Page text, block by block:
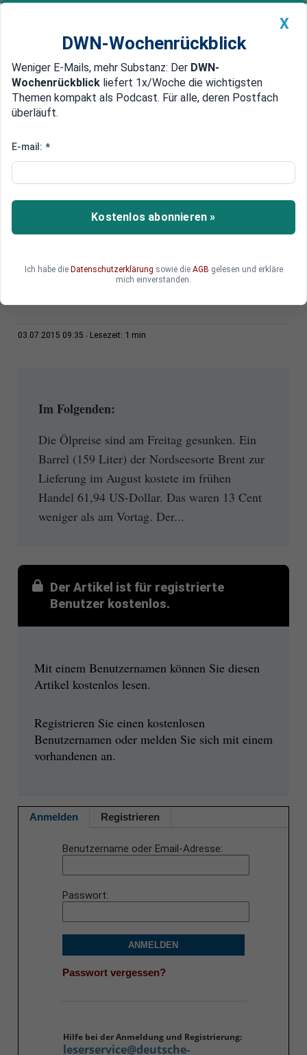
Newsticker MEIN DWN: Geldanlage Premium
Edelmetalle DWN-Magazin China
Minus 13 Cent
Ölpreise leicht gefallen
Die Ölpreise sind am Freitag gesunken. Ein Barrel
(159 Liter) der Nordseesorte Brent zur Lieferung
im August kostete im frühen Handel 61,94 US-
Dollar.
03.07.2015 09:35 Lesezeit: 1 min
Im Folgenden:
Die Ölpreise sind am Freitag gesunken. Ein
Barrel (159 Liter) der Nordseesorte Brent zur
Lieferung im August kostete im frühen
Handel 61,94 US-Dollar. Das waren 13 Cent
weniger als am Vortag. Der...
Der Artikel ist für registrierte
Benutzer kostenlos.
Mit einem Benutzernamen können Sie diesen
Artikel kostenlos lesen.
Registrieren Sie einen kostenlosen
Benutzernamen oder melden Sie sich mit einem
vorhandenen an.
Anmelden Registrieren
Benutzername oder Email-Adresse
Passwort
ANMELDEN
Passwort vergessen?
Hilfe bei der Anmeldung und Registrierung:
leserservice@deutsche-
X
DWN-Wochenrückblick
Weniger E-Mails, mehr Substanz: Der DWN-
Wochenrückblick liefert 1x/Woche die wichtigsten
Themen kompakt als Podcast. Für alle, deren Postfach
überläuft.
E-mail: *
Kostenlos abonnieren »
Ich habe die Datenschutzerklärung sowie die AGB gelesen und erkläre
mich einverstanden.